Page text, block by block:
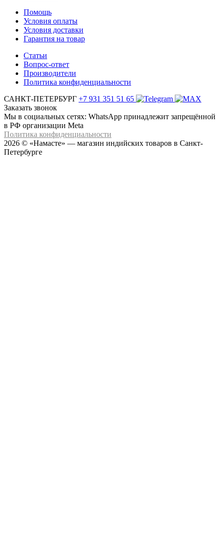
Помощь
Условия оплаты
Условия доставки
Гарантия на товар
Статьи
Вопрос-ответ
Производители
Политика конфиденциальности
САНКТ-ПЕТЕРБУРГ +7 931 351 51 65
Заказать звонок
Мы в социальных сетях: WhatsApp принадлежит запрещённой
в РФ организации Meta
Политика конфиденциальности
2026 © «Намасте» — магазин индийских товаров в Санкт-
Петербурге